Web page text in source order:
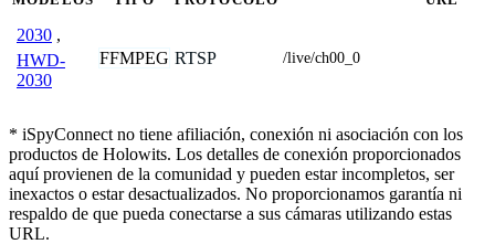
2030 ,
HWD-
2030
FFMPEG RTSP /live/ch00_0
* iSpyConnect no tiene afiliación, conexión ni asociación con los
productos de Holowits. Los detalles de conexión proporcionados
aquí provienen de la comunidad y pueden estar incompletos, ser
inexactos o estar desactualizados. No proporcionamos garantía ni
respaldo de que pueda conectarse a sus cámaras utilizando estas
URL.